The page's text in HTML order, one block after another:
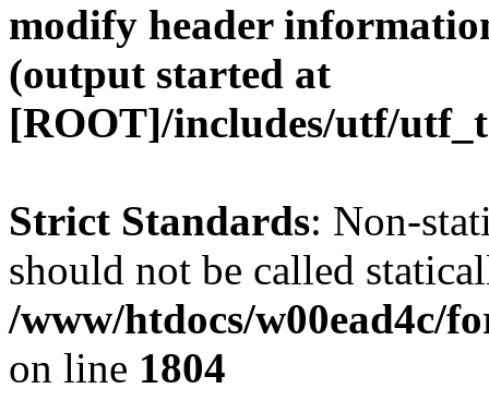
modify header
(output started at
[ROOT]/includes/utf/
Strict Standards: Non-
should not be called
/www/htdocs/w00ead4c/
on line 1804